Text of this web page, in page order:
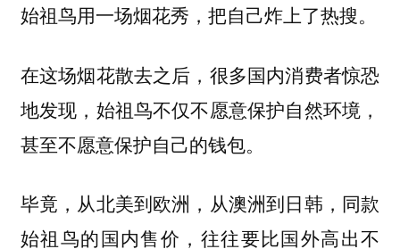
始祖鸟用一场烟花秀，把自己炸上了热搜。
在这场烟花散去之后，很多国内消费者惊恐
地发现，始祖鸟不仅不愿意保护自然环境，
甚至不愿意保护自己的钱包。
毕竟，从北美到欧洲，从澳洲到日韩，同款
始祖鸟的国内售价，往往要比国外高出不